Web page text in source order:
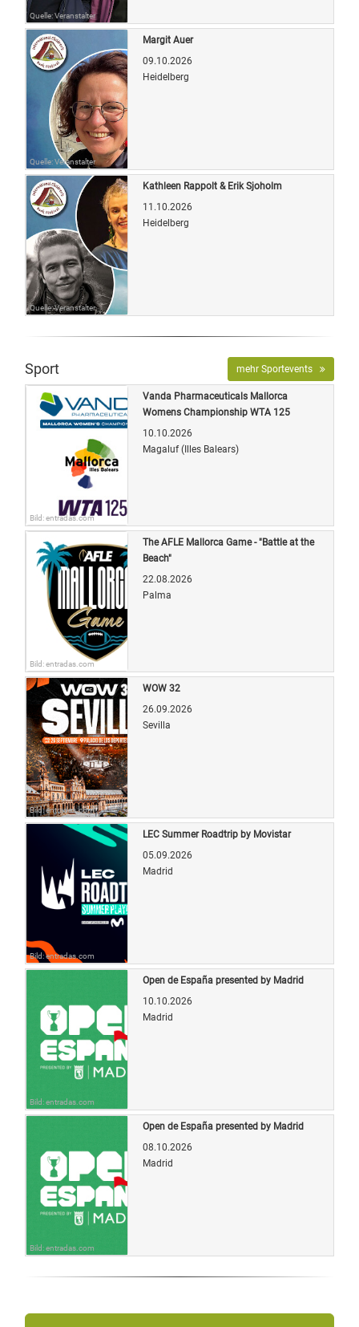
Quelle: Veranstalter
Quelle: Veranstalter
Margit Auer
09.10.2026
Heidelberg
Quelle: Veranstalter
Kathleen Rappolt & Erik Sjoholm
11.10.2026
Heidelberg
Sport mehr Sportevents
Bild: entradas.com
Vanda Pharmaceuticals Mallorca
Womens Championship WTA 125
10.10.2026
Magaluf (Illes Balears)
Bild: entradas.com
The AFLE Mallorca Game - "Battle at the
Beach"
22.08.2026
Palma
Bild: entradas.com
WOW 32
26.09.2026
Sevilla
Bild: entradas.com
LEC Summer Roadtrip by Movistar
05.09.2026
Madrid
Bild: entradas.com
Open de España presented by Madrid
10.10.2026
Madrid
Bild: entradas.com
Open de España presented by Madrid
08.10.2026
Madrid